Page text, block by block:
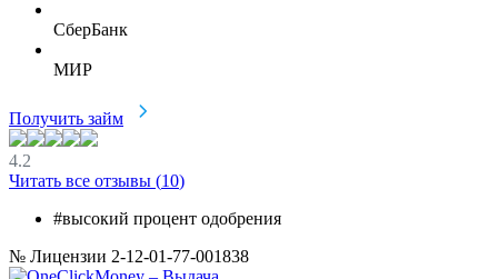
СберБанк
МИР
Получить займ
4.2
Читать все отзывы (10)
#высокий процент одобрения
№ Лицензии 2-12-01-77-001838